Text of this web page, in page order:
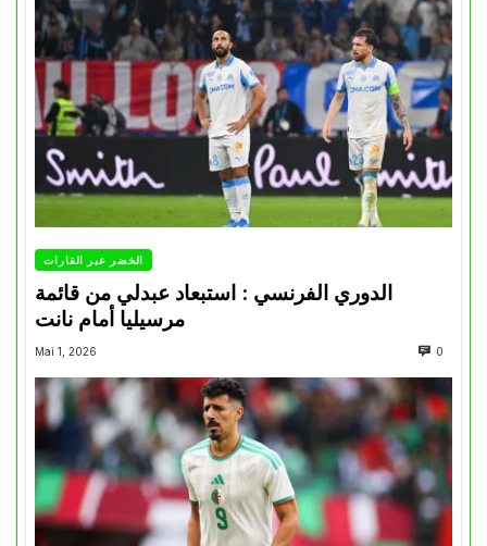
الخضر عبر القارات
الدوري الفرنسي : استبعاد عبدلي من قائمة
مرسيليا أمام نانت
Mai 1, 2026 0